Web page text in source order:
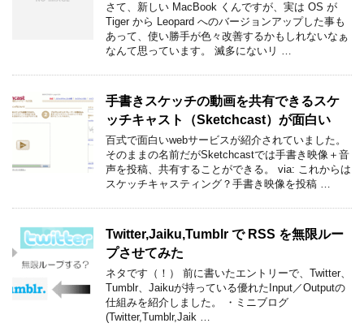
さて、新しい MacBook くんですが、実は OS が
Tiger から Leopard へのバージョンアップした事も
あって、使い勝手が色々改善するかもしれないなぁ
なんて思っています。 滅多にないリ …
手書きスケッチの動画を共有できるスケ
ッチキャスト（Sketchcast）が面白い
百式で面白いwebサービスが紹介されていました。
そのままの名前だがSketchcastでは手書き映像＋音
声を投稿、共有することができる。 via: これからは
スケッチキャスティング？手書き映像を投稿 …
Twitter,Jaiku,Tumblr で RSS を無限ルー
プさせてみた
ネタです（！） 前に書いたエントリーで、Twitter、
Tumblr、Jaikuが持っている優れたInput／Outputの
仕組みを紹介しました。 ・ミニブログ
(Twitter,Tumblr,Jaik …